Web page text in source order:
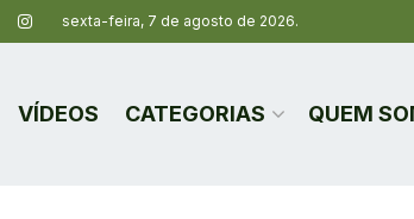
sexta-feira, 7 de agosto de 2026.
VÍDEOS CATEGORIAS QUEM